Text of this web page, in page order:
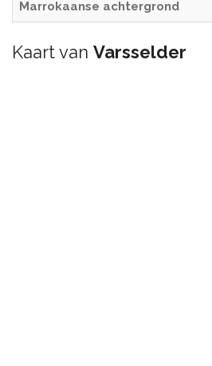
Marrokaanse achtergrond
Kaart van Varsselder